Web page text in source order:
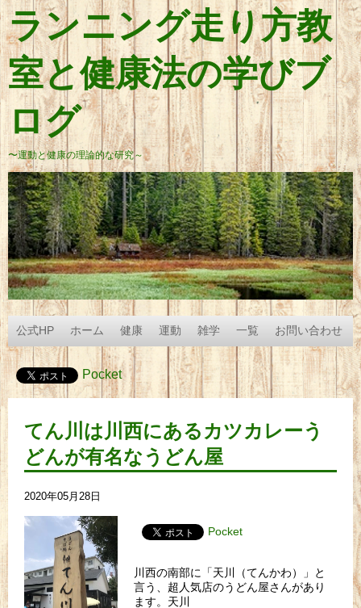
ランニング走り方教
室と健康法の学びブ
ログ
〜運動と健康の理論的な研究～
公式HP ホーム 健康 運動 雑学 一覧 お問い合わせ
Pocket
てん川は川西にあるカツカレーう
どんが有名なうどん屋
2020年05月28日
Pocket
川西の南部に「天川（てんかわ）」と
言う、超人気店のうどん屋さんがあり
ます。天川